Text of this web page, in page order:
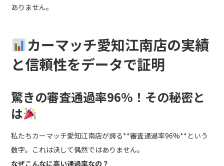
ありません。
カーマッチ愛知江南店の実績
と信頼性をデータで証明
驚きの審査通過率96%！その秘密と
は
私たちカーマッチ愛知江南店が誇る**審査通過率96%**という
数字。これは決して偶然ではありません。
なぜこんなに高い通過率なの？